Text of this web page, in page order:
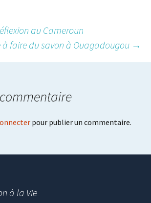
au Cameroun
à faire du savon à Ouagadougou →
pour publier un commentaire.
à la Vie